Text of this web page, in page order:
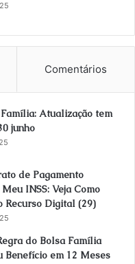
Comentários
Atualização tem
junho
de Pagamento
INSS: Veja Como
Recurso Digital (29)
do Bolsa Família
Benefício em 12 Meses